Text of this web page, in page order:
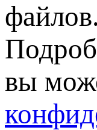
файлов.
вы